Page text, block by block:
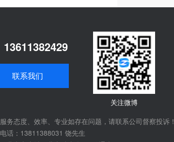
13611382429
联系我们
关注微博
务态度、效率、专业如存在问题，请联系公司督察投诉！
话：13811388031 饶先生